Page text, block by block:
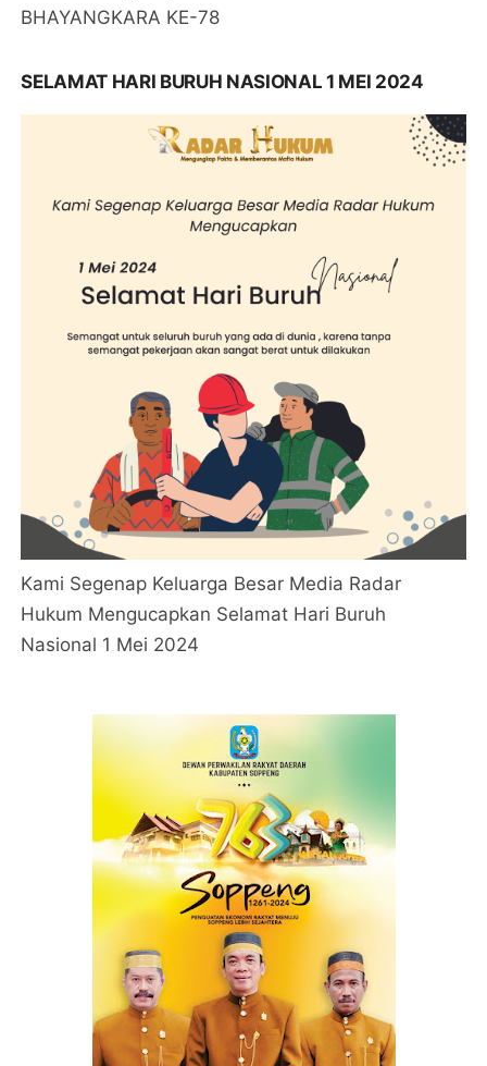
BHAYANGKARA KE-78
SELAMAT HARI BURUH NASIONAL 1 MEI 2024
Kami Segenap Keluarga Besar Media Radar
Hukum Mengucapkan Selamat Hari Buruh
Nasional 1 Mei 2024